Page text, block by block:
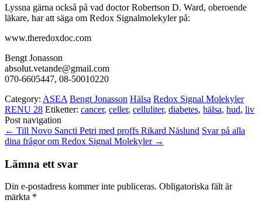
Lyssna gärna också på vad doctor Robertson D. Ward, oberoende
läkare, har att säga om Redox Signalmolekyler på:
www.theredoxdoc.com
Bengt Jonasson
absolut.vetande@gmail.com
070-6605447, 08-50010220
Category: ASEA Bengt Jonasson Hälsa Redox Signal Molekyler
RENU 28 Etiketter: cancer, celler, celluliter, diabetes, hälsa, hud, liv
Post navigation
← Till Novo Sancti Petri med proffs Rikard Näslund Svar på alla
dina frågor om Redox Signal Molekyler →
Lämna ett svar
Din e-postadress kommer inte publiceras. Obligatoriska fält är
märkta *